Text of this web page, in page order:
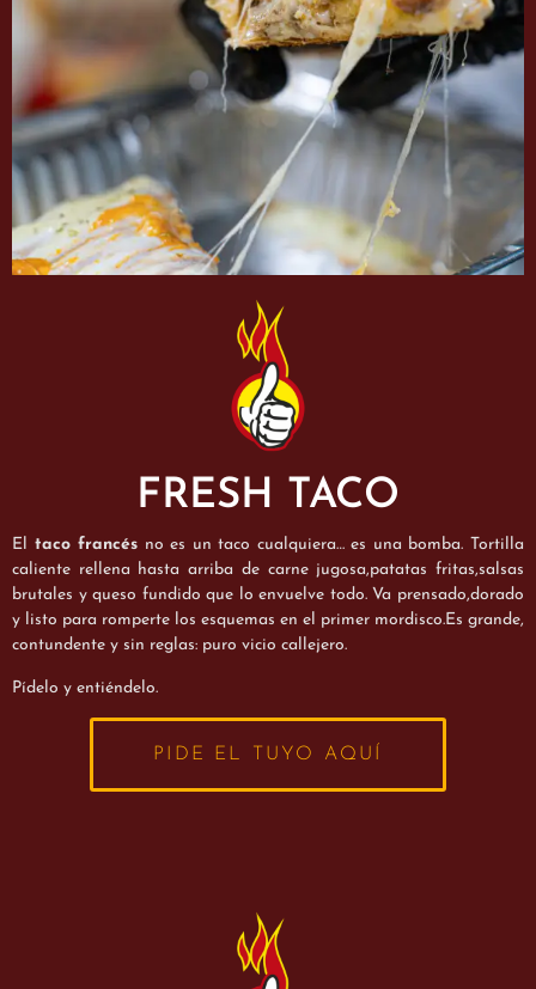
FRESH TACO
El taco francés no es un taco cualquiera… es una bomba. Tortilla
caliente rellena hasta arriba de carne jugosa,patatas fritas,salsas
brutales y queso fundido que lo envuelve todo. Va prensado,dorado
y listo para romperte los esquemas en el primer mordisco.Es grande,
contundente y sin reglas: puro vicio callejero.
Pídelo y entiéndelo.
PIDE EL TUYO AQUÍ